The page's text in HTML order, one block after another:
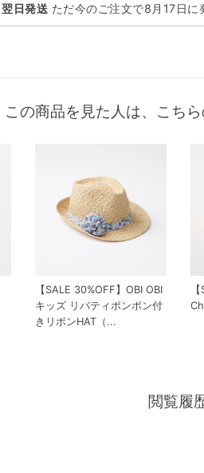
日発送 ただ今のご注文で8月17日に
この商品を見た人は、こち
【SALE 30%OFF】OBI OBI
キッズ リバティポンポン付
きリボンHAT（...
閲覧履